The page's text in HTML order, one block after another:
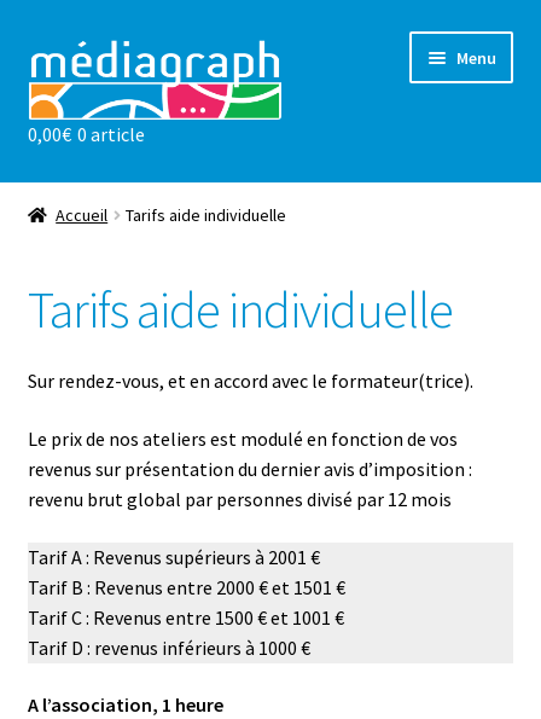
à
la
navigation
au
contenu
Menu
Les ateliers
sensibilisations
Contact
0,00€ 0 article
Accueil Tarifs aide individuelle
Tarifs aide individuelle
Sur rendez-vous, et en accord avec le formateur(trice).
Le prix de nos ateliers est modulé en fonction de vos
revenus sur présentation du dernier avis d’imposition :
revenu brut global par personnes divisé par 12 mois
Tarif A : Revenus supérieurs à 2001 €
Tarif B : Revenus entre 2000 € et 1501 €
Tarif C : Revenus entre 1500 € et 1001 €
Tarif D : revenus inférieurs à 1000 €
A l’association, 1 heure